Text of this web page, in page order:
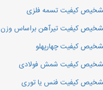
تشخیص کیفیت تسمه فلزی
تشخیص کیفیت تیرآهن براساس وزن
کیفیت چهارپهلو
تشخیص کیفیت شمش فولادی
تشخیص کیفیت فنس یا توری